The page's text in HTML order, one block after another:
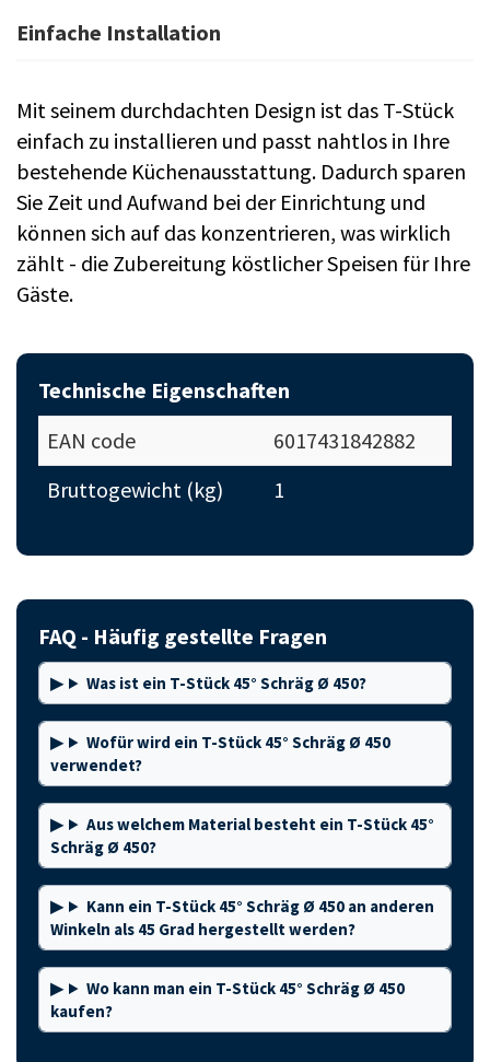
Einfache Installation
Mit seinem durchdachten Design ist das T-Stück
einfach zu installieren und passt nahtlos in Ihre
bestehende Küchenausstattung. Dadurch sparen
Sie Zeit und Aufwand bei der Einrichtung und
können sich auf das konzentrieren, was wirklich
zählt - die Zubereitung köstlicher Speisen für Ihre
Gäste.
Technische Eigenschaften
EAN code
6017431842882
Bruttogewicht (kg)
1
FAQ - Häufig gestellte Fragen
Was ist ein T-Stück 45° Schräg Ø 450?
Wofür wird ein T-Stück 45° Schräg Ø 450
verwendet?
Aus welchem Material besteht ein T-Stück 45°
Schräg Ø 450?
Kann ein T-Stück 45° Schräg Ø 450 an anderen
Winkeln als 45 Grad hergestellt werden?
Wo kann man ein T-Stück 45° Schräg Ø 450
kaufen?